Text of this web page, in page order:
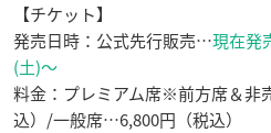
【チケット】
発売日時：公式先行販売…現在発
(土)〜
料金：プレミアム席※前方席＆非
込）/一般席…6,800円（税込）